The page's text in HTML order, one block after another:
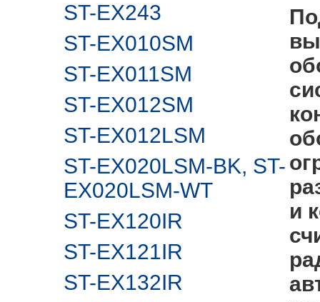
ST-EX243
ST-EX010SM
ST-EX011SM
ST-EX012SM
ST-EX012LSM
ST-EX020LSM-BK, ST-
EX020LSM-WT
ST-EX120IR
ST-EX121IR
ST-EX132IR
и